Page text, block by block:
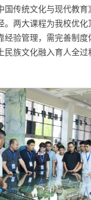
国传统文化与现代教
。两大课程为我校优化
经验管理，需完善制
民族文化融入育人全